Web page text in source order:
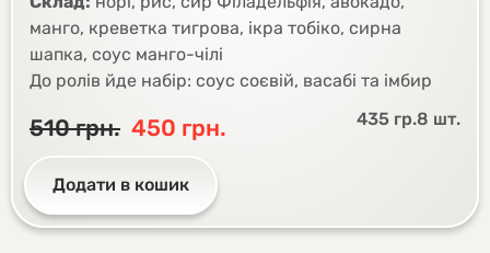
манго, креветка тигрова, ікра тобіко, сирна
шапка, соус манго-чілі
До ролів йде набір: соус соєвій, васабі та імбир
510грн. 450 грн. 435 гр.8 шт.
Додати в кошик